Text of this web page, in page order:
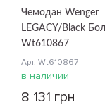
Чемодан Wenger
LEGACY/Black
Wt610867
Арт. Wt610867
в наличии
8 131 грн